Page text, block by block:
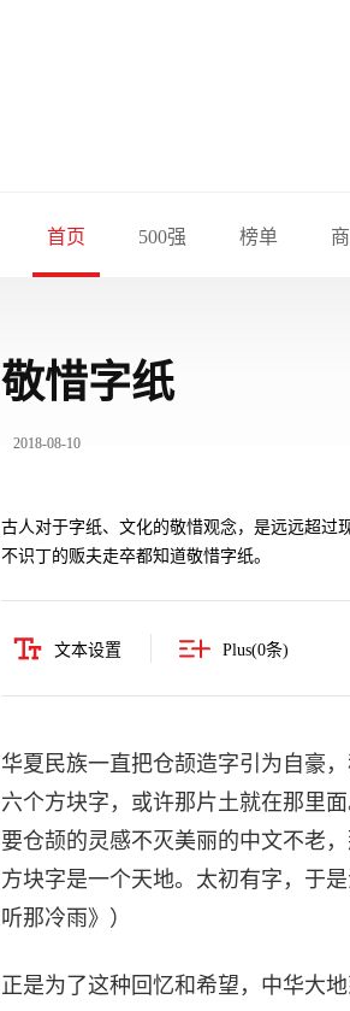
首页 500强 榜单
敬惜字纸
2018-08-10
古人对于字纸、文化的敬惜观念，是远远超过
不识丁的贩夫走卒都知道敬惜字纸。
文本设置 Plus(0条)
华夏民族一直把仓颉造字引为自豪
六个方块字，或许那片土就在那里
要仓颉的灵感不灭美丽的中文不老
方块字是一个天地。太初有字，于
听那冷雨》）
正是为了这种回忆和希望，中华大